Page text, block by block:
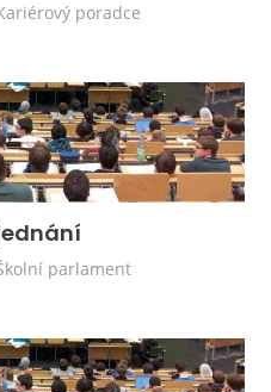
poradce
parlament